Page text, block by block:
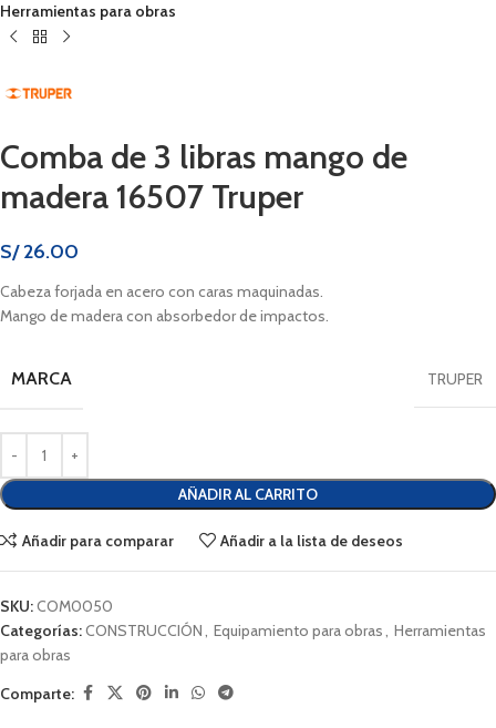
Herramientas para obras
Comba de 3 libras mango de
madera 16507 Truper
S/26.00
Cabeza forjada en acero con caras maquinadas.
Mango de madera con absorbedor de impactos.
MARCA TRUPER
AÑADIR AL CARRITO
Añadir para comparar Añadir a la lista de deseos
SKU:COM0050
Categorías:CONSTRUCCIÓN, Equipamiento para obras, Herramientas
para obras
Comparte: